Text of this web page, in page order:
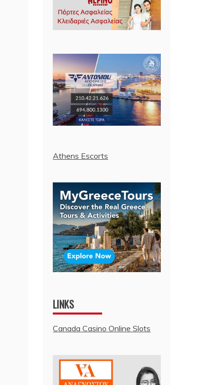
Athens Escorts
LINKS
Canada Casino Online Slots